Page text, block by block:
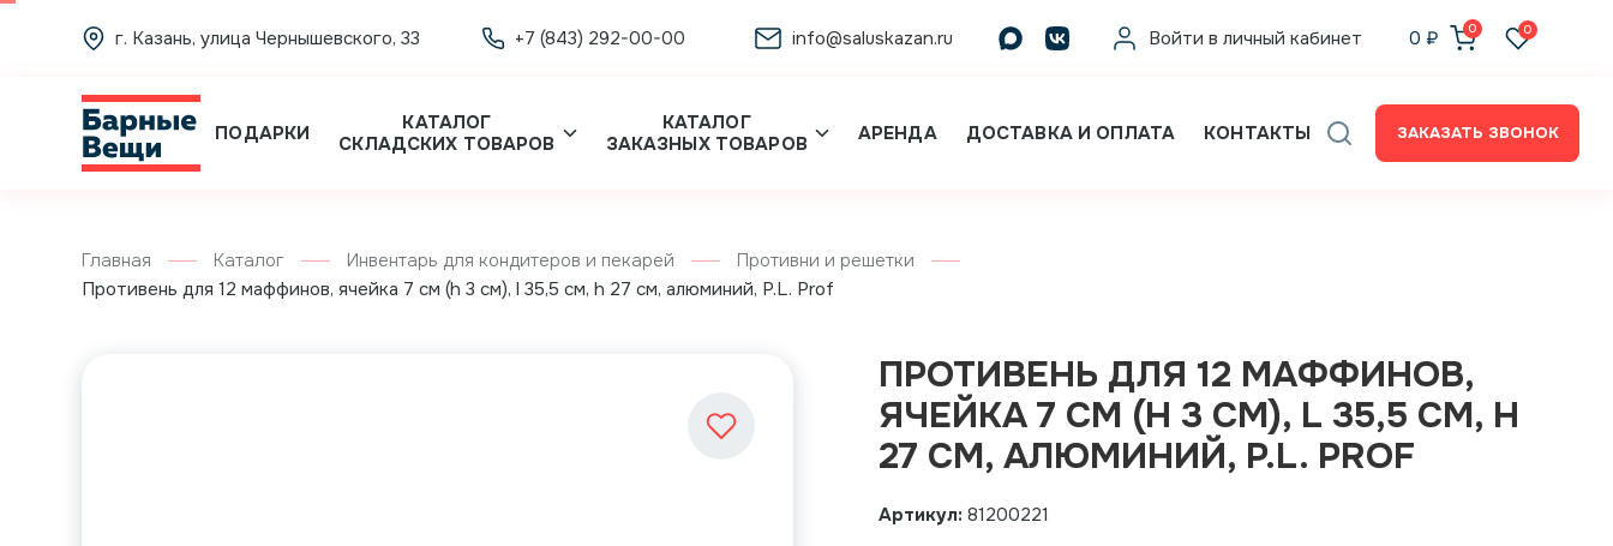
г. Казань, улица Чернышевского, 33 +7 (843) 292-00-00 info@saluskazan.ru Войти в личный кабинет 0 ₽ 0 0
ПОДАРКИ
КАТАЛОГ
СКЛАДСКИХ ТОВАРОВ
КАТАЛОГ
ЗАКАЗНЫХ ТОВАРОВ
АРЕНДА ДОСТАВКА И ОПЛАТА КОНТАКТЫ ЗАКАЗАТЬ ЗВОНОК
Главная Каталог Инвентарь для кондитеров и пекарей
Противни и решетки
Противень для 12 маффинов, ячейка 7 см (h 3 см), l 35,5 см, h 27 см, алюминий, P.L. Prof
ПРОТИВЕНЬ ДЛЯ 12 МАФФИНОВ,
ЯЧЕЙКА 7 СМ (H 3 СМ), L 35,5 СМ, H
27 СМ, АЛЮМИНИЙ, P.L. PROF
Артикул: 81200221